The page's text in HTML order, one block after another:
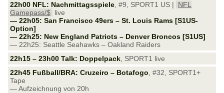
22h00 NFL: Nachmittagsspiele , #9, SPORT1 US |
NFL
Gamepass/$ live
— 22h05: San Francisco 49ers – St. Louis Rams [S1US-
Option]
— 22h25: New England Patriots – Denver Broncos [S1US]
— 22h25: Seattle Seahawks – Oakland Raiders
22h15 – 23h00 Talk: Doppelpack , SPORT1 live
22h45 Fußball/BRA: Cruzeiro – Botafogo , #32, SPORT1+
Tape
— Aufzeichnung von 20h